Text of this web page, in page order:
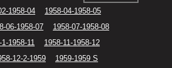
1958-04
1958-04-1958-05
06-1958-07
1958-07-1958-08
1-1958-11
1958-11-1958-12
12-2-1959
1959-1959 S